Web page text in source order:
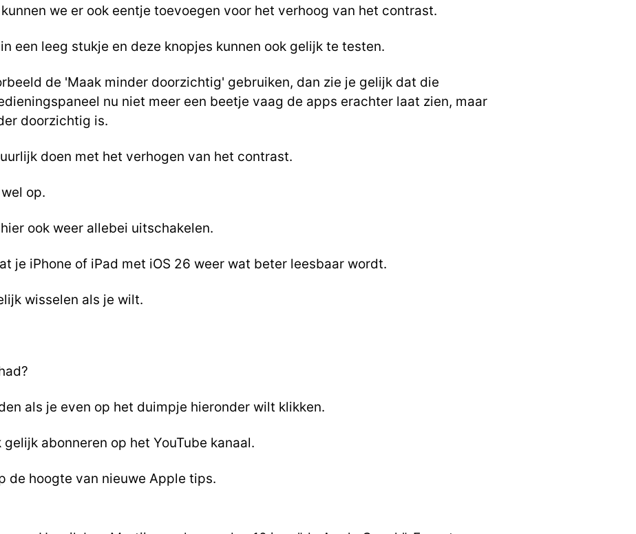
we er ook eentje toevoegen voor het verhoog van het contrast.
een leeg stukje en deze knopjes kunnen ook gelijk te testen.
de 'Maak minder doorzichtig' gebruiken, dan zie je gelijk dat die
nu niet meer een beetje vaag de apps erachter laat zien, maar
doorzichtig is.
doen met het verhogen van het contrast.
op.
ook weer allebei uitschakelen.
je iPhone of iPad met iOS 26 weer wat beter leesbaar wordt.
wisselen als je wilt.
als je even op het duimpje hieronder wilt klikken.
abonneren op het YouTube kanaal.
de hoogte van nieuwe Apple tips.